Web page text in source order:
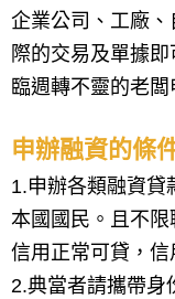
企業公司、工廠
際的交易及單據
臨週轉不靈的老闆
申辦融資的條
1.申辦各類融資貸
本國國民。且不
信用正常可貸，信
2.典當者請攜帶身